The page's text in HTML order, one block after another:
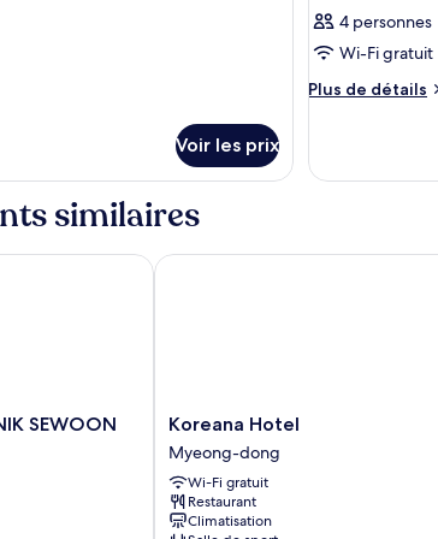
Voir les prix
4 personnes
Wi-Fi gratuit
Plus de détails
Plus
le
Chambre
similaires
SEWOON
SEWOON MYEONGDONG
Koreana
Hotel
Myeong-
dong
Koreana Hotel
Myeong-dong
Wi-Fi gratuit
Restaurant
Climatisation
Koreana Hotel